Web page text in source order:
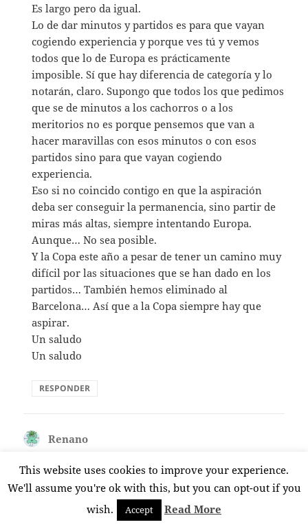
Es largo pero da igual.
Lo de dar minutos y partidos es para que vayan
cogiendo experiencia y porque ves tú y vemos
todos que lo de Europa es prácticamente
imposible. Sí que hay diferencia de categoría y lo
notarán, claro. Supongo que todos los que pedimos
que se de minutos a los cachorros o a los
meritorios no es porque pensemos que van a
hacer maravillas con esos minutos o con esos
partidos sino para que vayan cogiendo
experiencia.
Eso si no coincido contigo en que la aspiración
deba ser conseguir la permanencia, sino partir de
miras más altas, siempre intentando Europa.
Aunque… No sea posible.
Y la Copa este año a pesar de tener un camino muy
difícil por las situaciones que se han dado en los
partidos… También hemos eliminado al
Barcelona… Así que a la Copa siempre hay que
aspirar.
Un saludo
Un saludo
RESPONDER
Renano
Con el confinamiento y la liga parada me gustaba
mas el Athletic, que esperpento juntar a Larrazabal y
This website uses cookies to improve your experience.
We'll assume you're ok with this, but you can opt-out if you
wish.
Accept Read More